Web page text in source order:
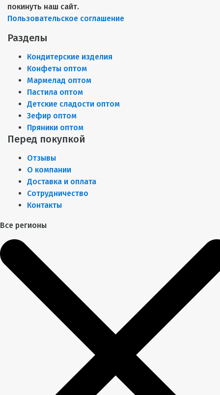
покинуть наш сайт.
Пользовательское соглашение
Разделы
Кондитерские изделия
Конфеты оптом
Мармелад оптом
Пастила оптом
Детские сладости оптом
Зефир оптом
Пряники оптом
Перед покупкой
Отзывы
О компании
Доставка и оплата
Сотрудничество
Контакты
Все регионы